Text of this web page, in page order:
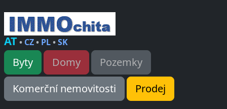
AT• CZ• PL•SK
Byty Domy
Pozemky
Komerční nemovitosti
Prodej